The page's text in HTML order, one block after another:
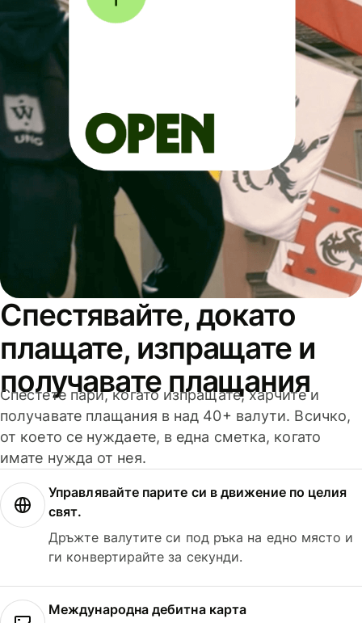
Спестявайте, докато
плащате, изпращате и
получавате плащания
Спестете пари, когато изпращате, харчите и
получавате плащания в над 40+ валути. Всичко,
от което се нуждаете, в една сметка, когато
имате нужда от нея.
Управлявайте парите си в движение по целия
свят.
Дръжте валутите си под ръка на едно място и
ги конвертирайте за секунди.
Международна дебитна карта